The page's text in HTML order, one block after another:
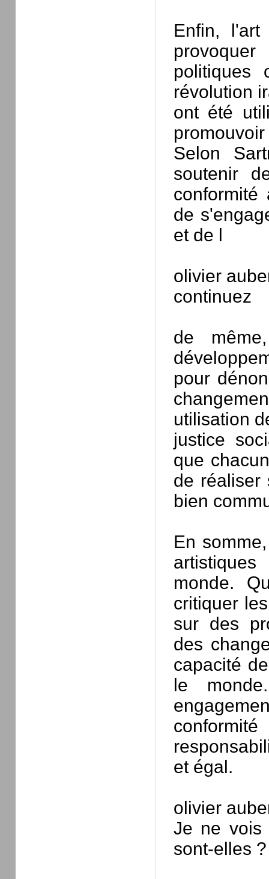
Enfin,
politiques
révolution
ont été
Selon
soutenir
conformité
de
et de l
olivier
continuez
de
pour
utilisation
justice
que
de réaliser
bien
En
monde.
critiquer
sur des
des
capacité
le
et égal.
olivier
Je ne vois
sont-elles ?